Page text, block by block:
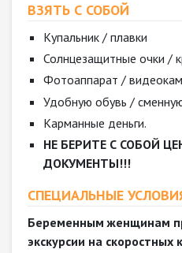
ВЗЯТЬ С СОБОЙ
Купальник / плавки
Солнцезащитные очки /
Фотоаппарат /
Удобную обувь /
Карманные деньги.
НЕ БЕРИТЕ С СОБОЙ
ДОКУМЕНТЫ!!!
СПЕЦИАЛЬНЫЕ
Беременным женщинам
экскурсии на скоростных